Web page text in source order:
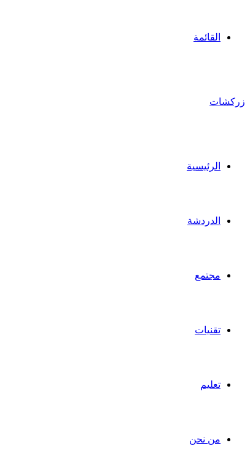
القائمة
زركشات
الرئيسية
الدردشة
مجتمع
تقنيات
تعليم
من نحن